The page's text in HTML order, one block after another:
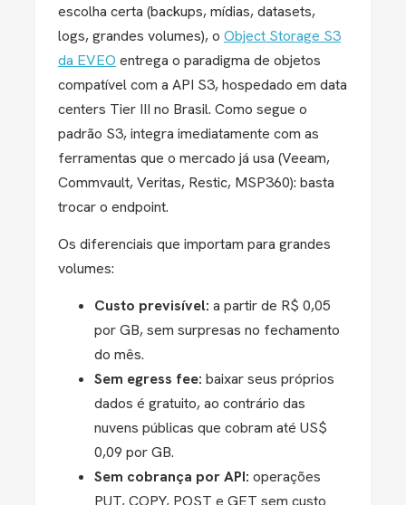
escolha certa (backups, mídias, datasets,
logs, grandes volumes), o Object Storage S3
da EVEO entrega o paradigma de objetos
compatível com a API S3, hospedado em data
centers Tier III no Brasil. Como segue o
padrão S3, integra imediatamente com as
ferramentas que o mercado já usa (Veeam,
Commvault, Veritas, Restic, MSP360): basta
trocar o endpoint.
Os diferenciais que importam para grandes
volumes:
Custo previsível: a partir de R$ 0,05
por GB, sem surpresas no fechamento
do mês.
Sem egress fee: baixar seus próprios
dados é gratuito, ao contrário das
nuvens públicas que cobram até US$
0,09 por GB.
Sem cobrança por API: operações
PUT, COPY, POST e GET sem custo